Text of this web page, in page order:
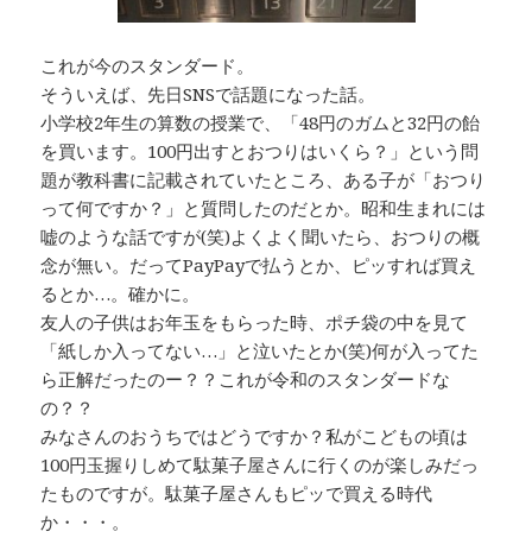
これが今のスタンダード。
そういえば、先日SNSで話題になった話。
小学校2年生の算数の授業で、「48円のガムと32円の飴
を買います。100円出すとおつりはいくら？」という問
題が教科書に記載されていたところ、ある子が「おつり
って何ですか？」と質問したのだとか。昭和生まれには
嘘のような話ですが(笑)よくよく聞いたら、おつりの概
念が無い。だってPayPayで払うとか、ピッすれば買え
るとか…。確かに。
友人の子供はお年玉をもらった時、ポチ袋の中を見て
「紙しか入ってない…」と泣いたとか(笑)何が入ってた
ら正解だったのー？？これが令和のスタンダードな
の？？
みなさんのおうちではどうですか？私がこどもの頃は
100円玉握りしめて駄菓子屋さんに行くのが楽しみだっ
たものですが。駄菓子屋さんもピッで買える時代
か・・・。